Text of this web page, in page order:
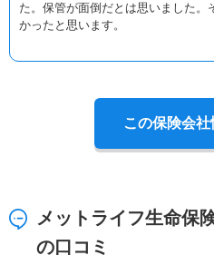
た。保管が面倒だとは思いました。
かったと思います。
この保険会
メットライフ生命保
の口コミ